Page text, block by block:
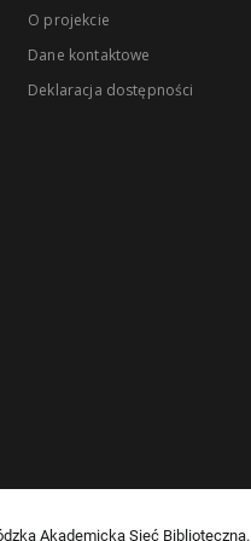
O projekcie
Dane kontaktowe
Deklaracja dostępności
Akademicką Sieć Biblioteczną.